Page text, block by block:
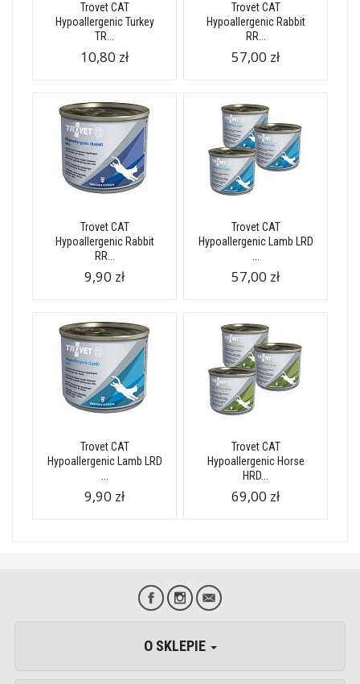
Trovet CAT
Hypoallergenic Turkey
TR...
10,80 zł
Trovet CAT
Hypoallergenic Rabbit
RR...
57,00 zł
Trovet CAT
Hypoallergenic Rabbit
RR...
9,90 zł
Trovet CAT
Hypoallergenic Lamb LRD
...
57,00 zł
Trovet CAT
Hypoallergenic Lamb LRD
...
9,90 zł
Trovet CAT
Hypoallergenic Horse
HRD...
69,00 zł
O SKLEPIE